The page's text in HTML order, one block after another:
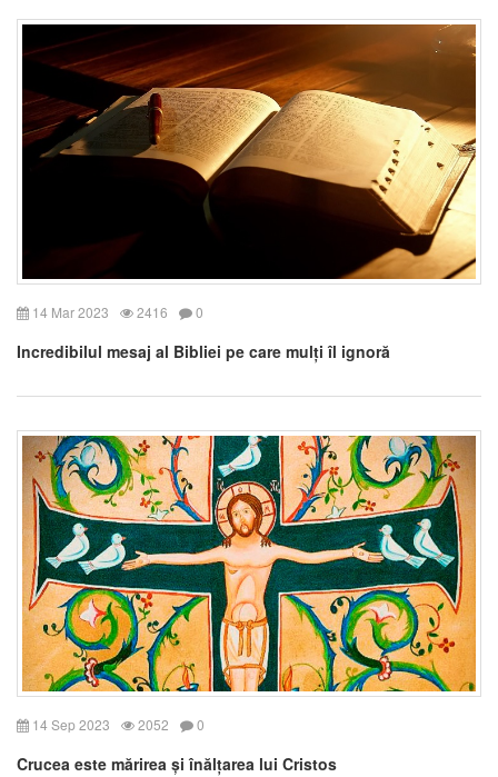
14 Mar 2023 2416 0
Incredibilul mesaj al Bibliei pe care mulți îl ignoră
14 Sep 2023 2052 0
Crucea este mărirea și înălțarea lui Cristos